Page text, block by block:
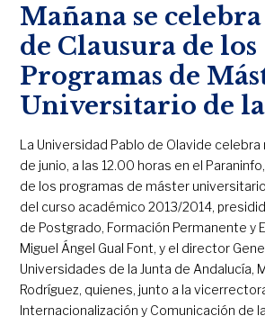
Mañana se
de Clausura de los
Programas de
Universitario de
La Universidad Pablo de Olavide celebra
de junio, a las 12.00 horas en el
de los programas de máster
del curso académico 2013/2014,
de Postgrado, Formación Permanente y
Miguel Ángel Gual Font, y el director
Universidades de la Junta de Andalucía,
Rodríguez, quienes, junto a la
Internacionalización y Comunicación de la